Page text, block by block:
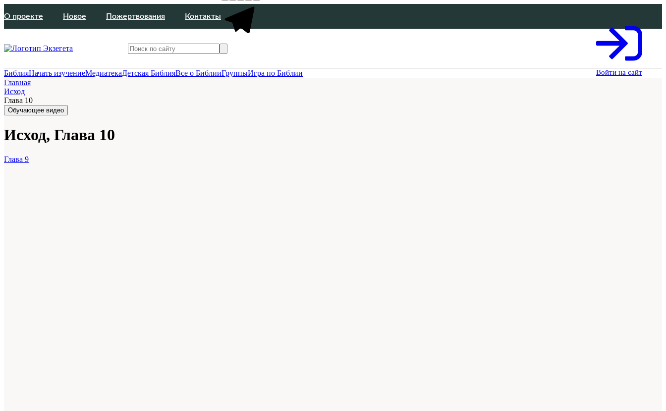
О проекте Новое Пожертвования Контакты
Войти на сайт
БиблияНачать изучениеМедиатекаДетская БиблияВсе о БиблииГруппыИгра по Библии
Главная
Исход
Глава 10
Обучающее видео
Исход, Глава 10
Глава 9